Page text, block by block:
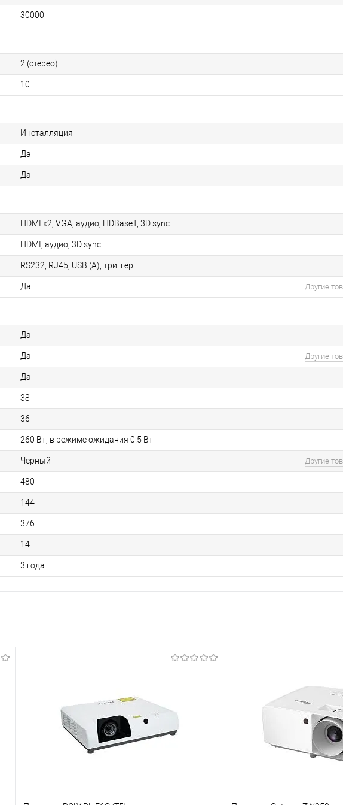
30000
2 (стерео)
10
Инсталляция
Да
Да
HDMI x2, VGA, аудио, HDBaseT, 3D sync
HDMI, аудио, 3D sync
RS232, RJ45, USB (A), триггер
Да Другие
Да
Да Другие
Да
38
36
260 Вт, в режиме ожидания 0.5 Вт
Черный Другие
480
144
376
14
3 года